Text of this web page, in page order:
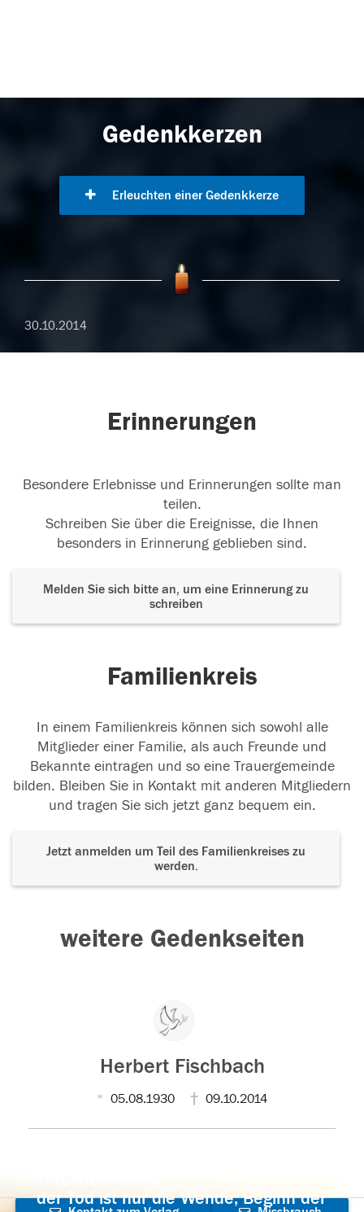
Gedenkkerzen
Erleuchten einer Gedenkkerze
30.10.2014
Erinnerungen
Besondere Erlebnisse und Erinnerungen sollte man
teilen.
Schreiben Sie über die Ereignisse, die Ihnen
besonders in Erinnerung geblieben sind.
Melden Sie sich bitte an, um eine Erinnerung zu
schreiben
Familienkreis
In einem Familienkreis können sich sowohl alle
Mitglieder einer Familie, als auch Freunde und
Bekannte eintragen und so eine Trauergemeinde
bilden. Bleiben Sie in Kontakt mit anderen Mitgliedern
und tragen Sie sich jetzt ganz bequem ein.
Jetzt anmelden um Teil des Familienkreises zu
werden.
weitere Gedenkseiten
Herbert Fischbach
05.08.1930 09.10.2014
der Tod ist nur die Wende, Beginn der